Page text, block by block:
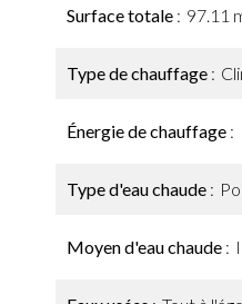
Surface totale 97.11
Type de chauffage
Énergie de chauffage
Type d'eau chaude
Moyen d'eau chaude